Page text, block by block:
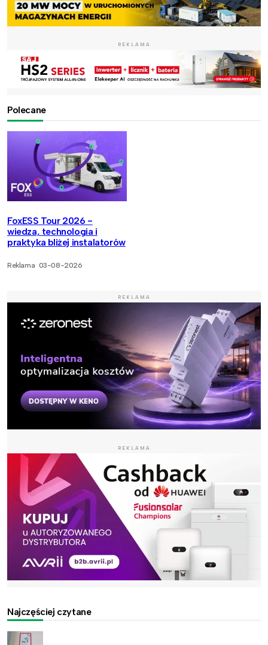
REKLAMA
Polecane
FoxESS Tour 2026 -
wiedza, technologia i
praktyka bliżej instalatorów
Reklama 03-08-2026
REKLAMA
REKLAMA
Najczęściej czytane